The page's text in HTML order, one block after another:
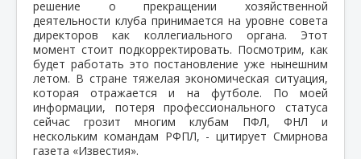
решение о прекращении хозяйственной
деятельности клуба принимается на уровне совета
директоров как коллегиального органа. Этот
момент стоит подкорректировать. Посмотрим, как
будет работать это постановление уже нынешним
летом. В стране тяжелая экономическая ситуация,
которая отражается и на футболе. По моей
информации, потеря профессионального статуса
сейчас грозит многим клубам ПФЛ, ФНЛ и
нескольким командам РФПЛ, - цитирует Смирнова
газета «Известия».